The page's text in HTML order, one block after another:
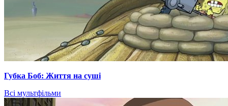
Губка Боб: Життя на суші
Всі мультфільми